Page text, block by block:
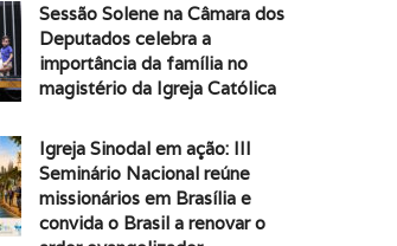
Sessão Solene na Câmara dos
Deputados celebra a
importância da família no
magistério da Igreja Católica
Igreja Sinodal em ação: III
Seminário Nacional reúne
missionários em Brasília e
convida o Brasil a renovar o